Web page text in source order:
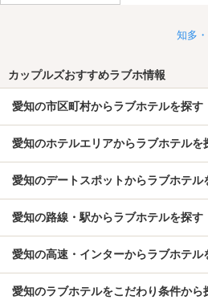
知多
カップルズおすすめラブホ情報
愛知の市区町村からラブホテルを探す
愛知のホテルエリアからラブホテルを
愛知のデートスポットからラブホテル
愛知の路線・駅からラブホテルを探す
愛知の高速・インターからラブホテル
愛知のラブホテルをこだわり条件から